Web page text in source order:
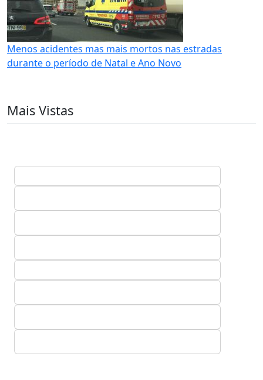
Menos acidentes mas mais mortos nas estradas
durante o período de Natal e Ano Novo
Mais Vistas